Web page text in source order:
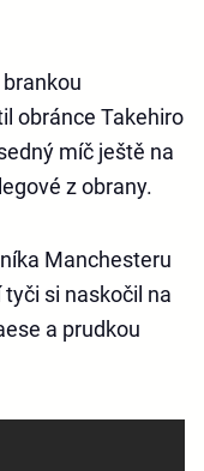
obránce Takehiro
míč ještě na
z obrany.
Manchesteru
si naskočil na
a prudkou